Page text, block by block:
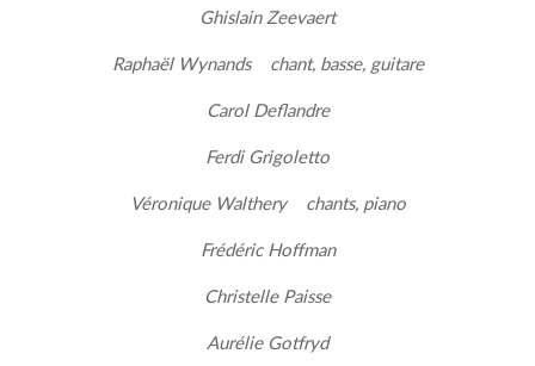
Ghislain Zeevaert
Raphaël Wynands chant, basse, guitare
Carol Deflandre
Ferdi Grigoletto
Véronique Walthery chants, piano
Frédéric Hoffman
Christelle Paisse
Aurélie Gotfryd